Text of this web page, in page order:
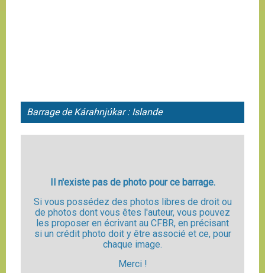
Barrage de Kárahnjúkar : Islande
Il n'existe pas de photo pour ce barrage.
Si vous possédez des photos libres de droit ou
de photos dont vous êtes l'auteur, vous pouvez
les proposer en écrivant au CFBR, en précisant
si un crédit photo doit y être associé et ce, pour
chaque image.
Merci !